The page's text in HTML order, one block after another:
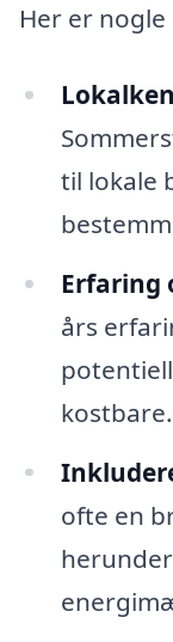
Her er
til lokale
Erfaring
års
kostbare.
ofte en